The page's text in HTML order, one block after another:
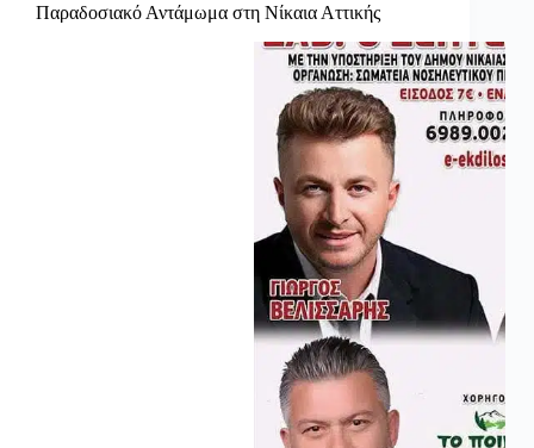
Παραδοσιακό Αντάμωμα στη Νίκαια Αττικής